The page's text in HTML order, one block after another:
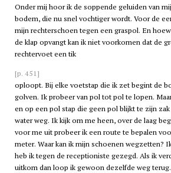
Onder mij hoor ik de soppende geluiden van
bodem, die nu snel vochtiger wordt. Voor de
mijn rechterschoen tegen een graspol. En
de klap opvangt kan ik niet voorkomen dat de
rechtervoet een tik
[p. 451]
oploopt. Bij elke voetstap die ik zet begint de
golven. Ik probeer van pol tot pol te lopen.
en op een pol stap die geen pol blijkt te zijn
water weg. Ik kijk om me heen, over de laag
voor me uit probeer ik een route te bepalen
meter. Waar kan ik mijn schoenen wegzetten?
heb ik tegen de receptioniste gezegd. Als ik
uitkom dan loop ik gewoon dezelfde weg